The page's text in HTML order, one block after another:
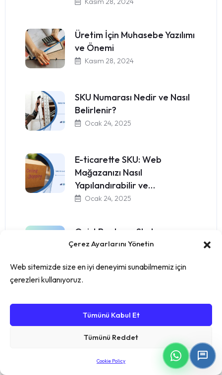
Çerez Ayarlarını Yönetin
Web sitemizde size en iyi deneyimi sunabilmemiz için
çerezleri kullanıyoruz.
Tümünü Kabul Et
Tümünü Reddet
Cookie Policy
Üretim İçin Muhasebe Yazılımı
ve Önemi
Kasım 28, 2024
SKU Numarası Nedir ve Nasıl
Belirlenir?
Ocak 24, 2025
E-ticarette SKU: Web
Mağazanızı Nasıl
Yapılandırabilir ve…
Ocak 24, 2025
QuickBooks ve Skala
Entegrasyonu: Üretim
Ocak 28, 2025